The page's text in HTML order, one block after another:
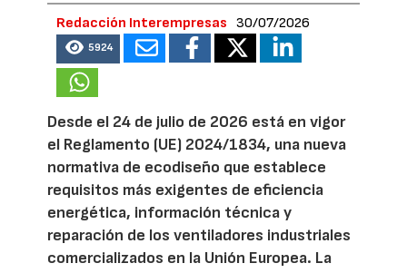
Redacción Interempresas 30/07/2026
5924
Desde el 24 de julio de 2026 está en vigor
el Reglamento (UE) 2024/1834, una nueva
normativa de ecodiseño que establece
requisitos más exigentes de eficiencia
energética, información técnica y
reparación de los ventiladores industriales
comercializados en la Unión Europea. La